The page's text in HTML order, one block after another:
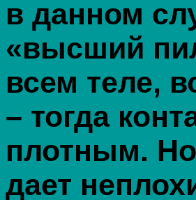
в данном
«высший
всем теле,
– тогда
плотным. Но
дает